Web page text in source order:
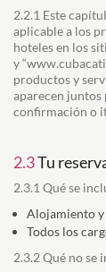
2.2.1 Este
aplicable a los
hoteles en los
y
productos y
aparecen juntos
confirmación o
2.3Tu
2.3.1 Qué se
Alojamiento y
Todos los
2.3.2 Qué no se